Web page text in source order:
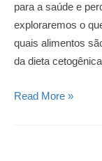
para a saúde e
exploraremos o
quais alimentos
da dieta
Guia
Read More »